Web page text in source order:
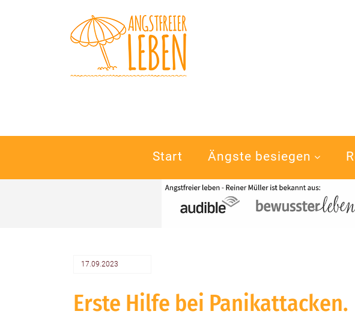
Navigation
Start Ängste besiegen
17.09.2023
Erste Hilfe bei Panikattacken.